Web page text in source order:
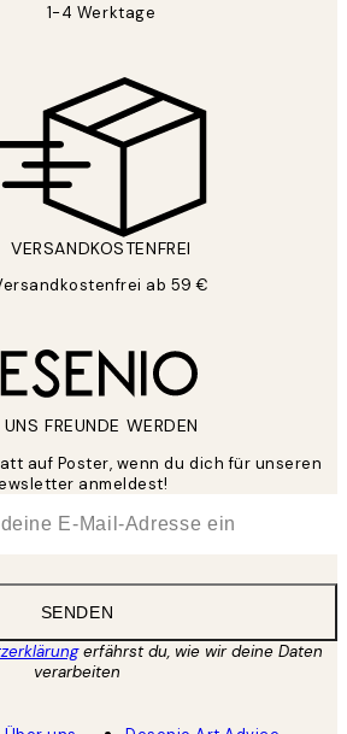
1-4 Werktage
VERSANDKOSTENFREI
ab 59 €
FREUNDE WERDEN
auf Poster, wenn du dich für unseren
anmeldest!
SENDEN
erfährst du, wie wir deine Daten
verarbeiten